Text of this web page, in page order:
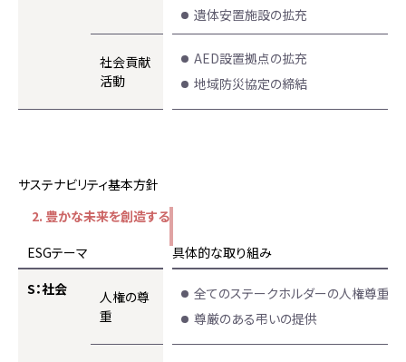
遺体安置施設の拡充
社会貢献
活動
AED設置拠点の拡充
地域防災協定の締結
サステナビリティ基本方針
2. 豊かな未来を創造する
ESGテーマ
具体的な取り組み
S：社会
人権の尊
重
全てのステークホルダーの人権尊重
尊厳のある弔いの提供